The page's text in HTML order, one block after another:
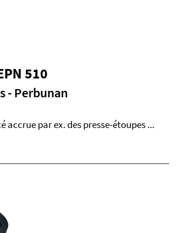
510
- Perbunan
accrue par ex. des presse-étoupes ...